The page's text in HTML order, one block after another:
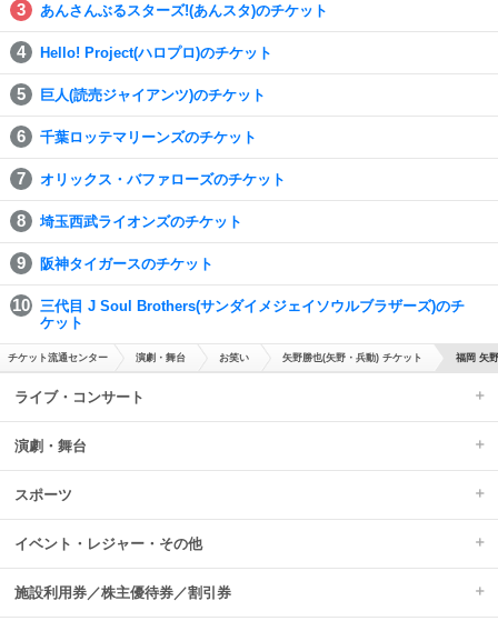
あんさんぶるスターズ!(あんスタ)のチケット
Hello! Project(ハロプロ)のチケット
巨人(読売ジャイアンツ)のチケット
千葉ロッテマリーンズのチケット
オリックス・バファローズのチケット
埼玉西武ライオンズのチケット
阪神タイガースのチケット
三代目 J Soul Brothers(サンダイメジェイソウルブラザーズ)のチ
ケット
チケット流通センター 演劇・舞台 お笑い 矢野勝也(矢野・兵動) チケット 福岡 矢
ライブ・コンサート
演劇・舞台
スポーツ
イベント・レジャー・その他
施設利用券／株主優待券／割引券